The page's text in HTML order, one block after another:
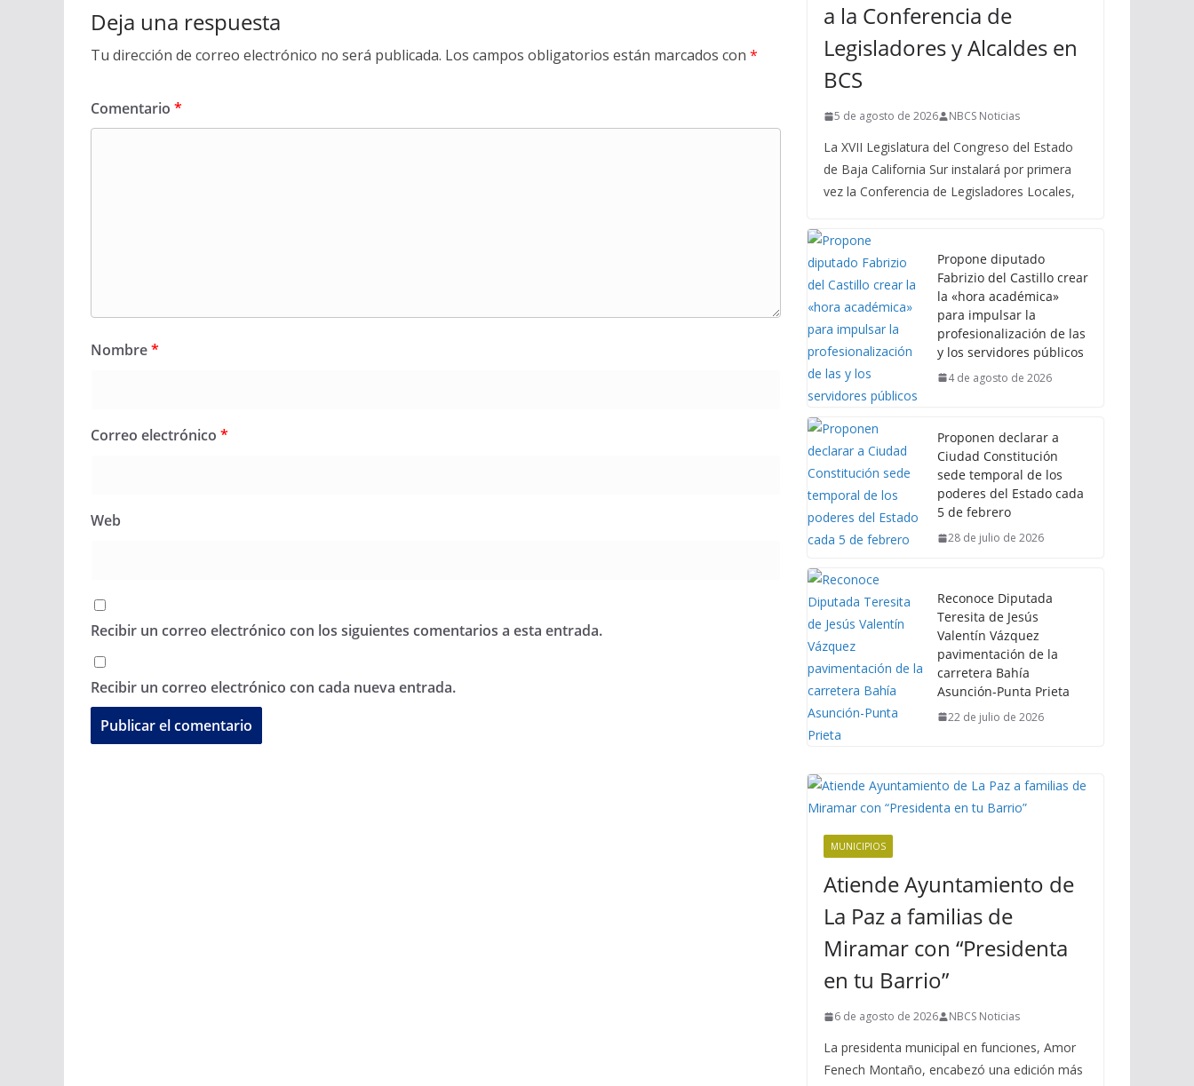
Deja una respuesta
Tu dirección de correo electrónico no será publicada. Los campos obligatorios están marcados con *
Comentario *
Nombre*
Correo electrónico *
Web
Recibir un correo electrónico con los siguientes comentarios a esta entrada.
Recibir un correo electrónico con cada nueva entrada.
a la Conferencia de
Legisladores y Alcaldes en
BCS
5 de agosto de 2026 NBCS Noticias
La XVII Legislatura del Congreso del Estado
de Baja California Sur instalará por primera
vez la Conferencia de Legisladores Locales,
Propone diputado
Fabrizio del Castillo crear
la «hora académica»
para impulsar la
profesionalización de las
y los servidores públicos
4 de agosto de 2026
Proponen declarar a
Ciudad Constitución
sede temporal de los
poderes del Estado cada
5 de febrero
28 de julio de 2026
Reconoce Diputada
Teresita de Jesús
Valentín Vázquez
pavimentación de la
carretera Bahía
Asunción-Punta Prieta
22 de julio de 2026
MUNICIPIOS
Atiende Ayuntamiento de
La Paz a familias de
Miramar con “Presidenta
en tu Barrio”
6 de agosto de 2026 NBCS Noticias
La presidenta municipal en funciones, Amor
Fenech Montaño, encabezó una edición más